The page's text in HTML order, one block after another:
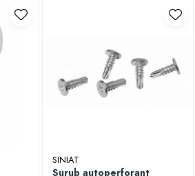
SINIAT
Surub autoperforant